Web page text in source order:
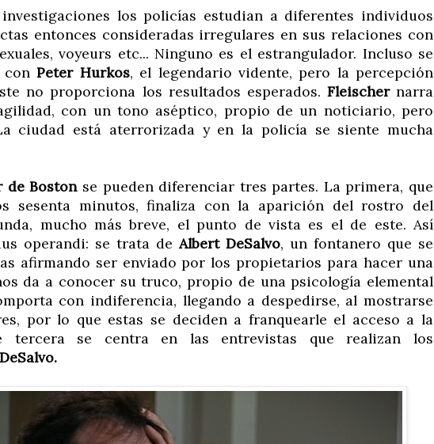
los policías estudian a diferentes individuos
entonces consideradas irregulares en sus relaciones con
voyeurs etc... Ninguno es el estrangulador. Incluso se
conPeter Hurkos, el legendario vidente, pero la percepción
no proporciona los resultados esperados. Fleischernarra
con un tono aséptico, propio de un noticiario, pero
ciudad está aterrorizada y en la policía se siente mucha
de Bostonse pueden diferenciar tres partes. La primera, que
sesenta minutos, finaliza con la aparición del rostro del
mucho más breve, el punto de vista es el de este. Así
operandi: se trata deAlbert DeSalvo, un fontanero que se
afirmando ser enviado por los propietarios para hacer una
da a conocer su truco, propio de una psicología elemental
con indiferencia, llegando a despedirse, al mostrarse
por lo que estas se deciden a franquearle el acceso a la
tercera se centra en las entrevistas que realizan los
DeSalvo.